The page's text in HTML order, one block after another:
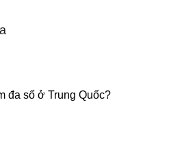
đa số ở Trung Quốc?